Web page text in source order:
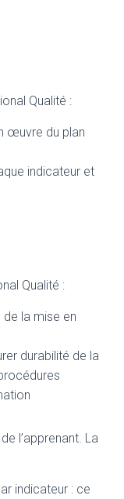
Qualité :
œuvre du plan
indicateur et
Qualité :
la mise en
durabilité de la
l’apprenant. La
indicateur : ce